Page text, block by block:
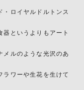
・ロイヤルドルトンス
というよりもアート
メルのような光沢のあ
ラワーや生花を生けて